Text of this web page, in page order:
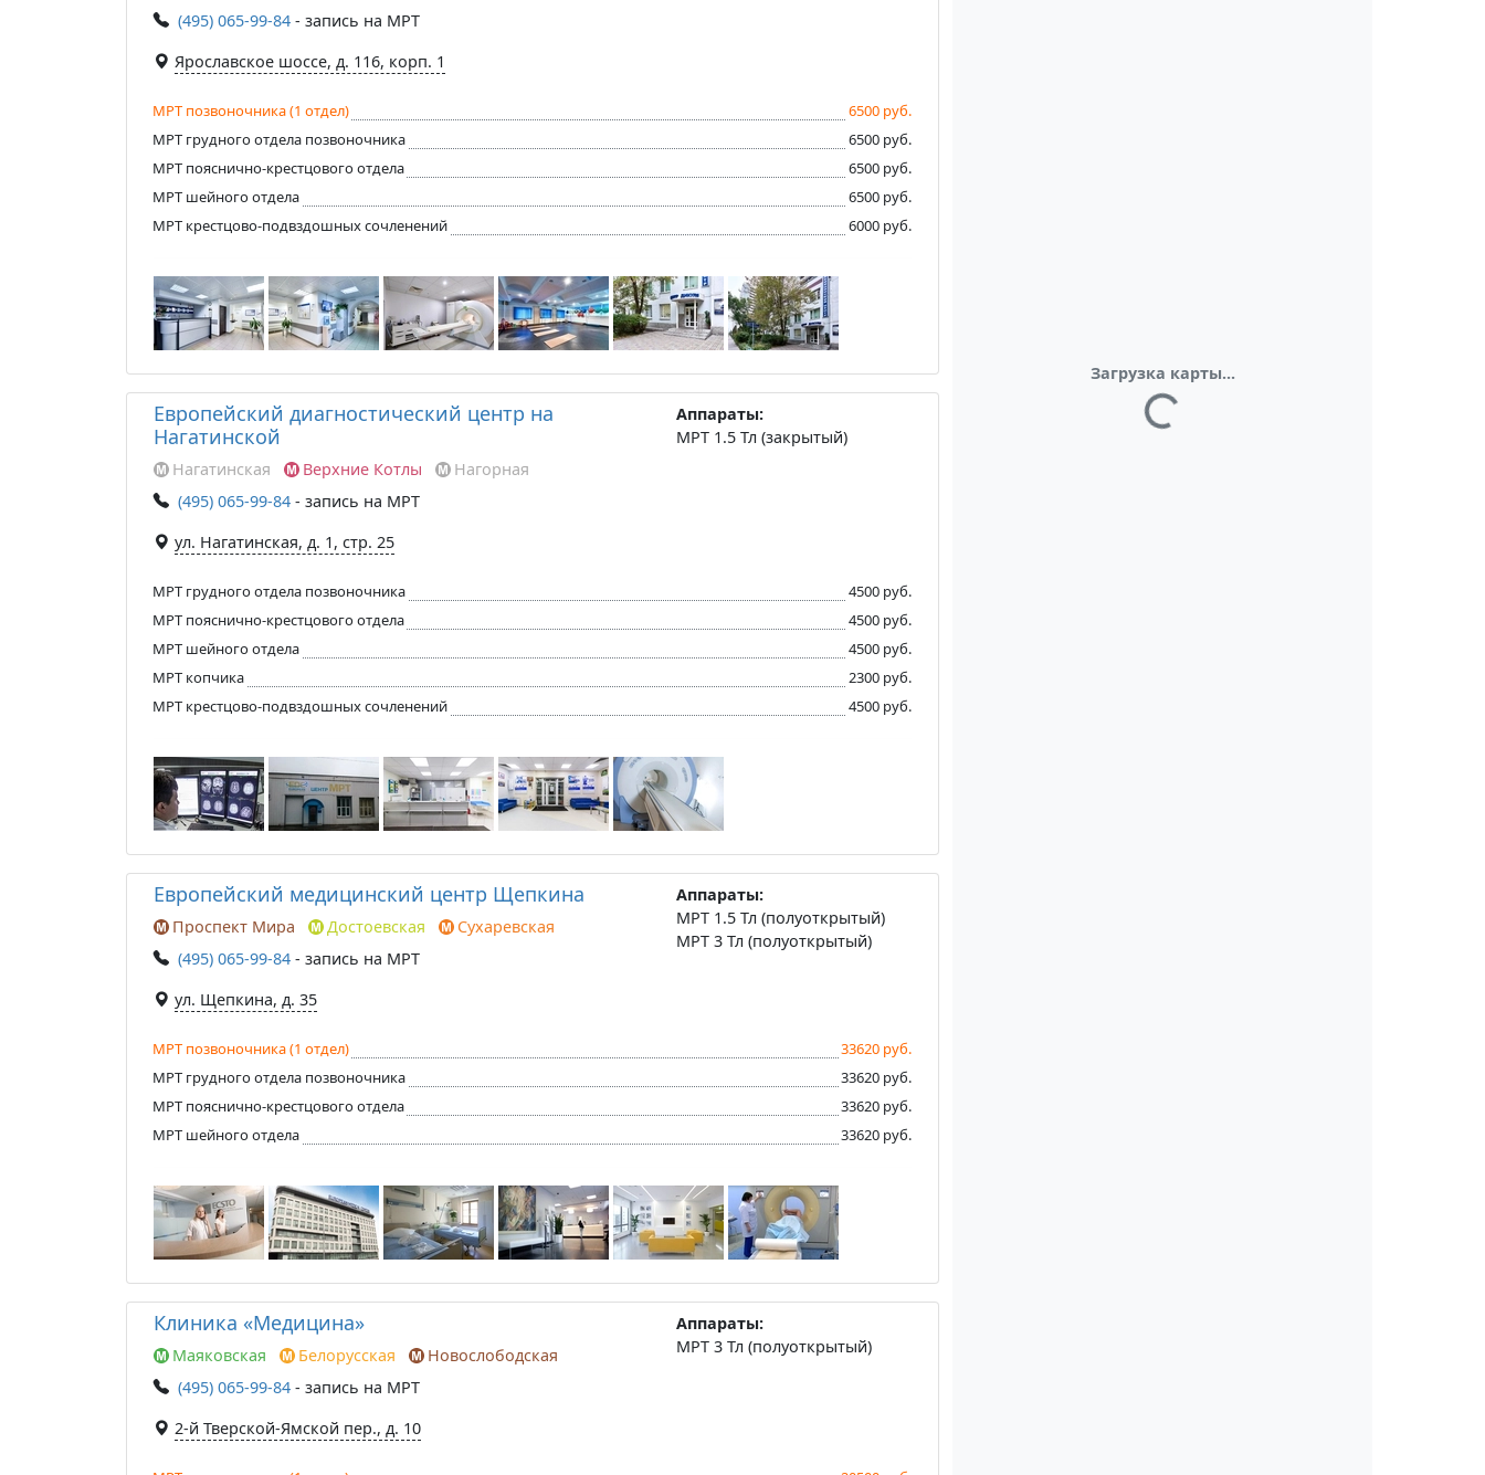
(495) 065-99-84 - запись на МРТ
Ярославское шоссе, д. 116, корп. 1
МРТ позвоночника (1 отдел)
6500 руб.
МРТ грудного отдела позвоночника
6500 руб.
МРТ пояснично-крестцового отдела
6500 руб.
МРТ шейного отдела
6500 руб.
МРТ крестцово-подвздошных сочленений
6000 руб.
Европейский диагностический центр на
Нагатинской
Нагатинская Верхние Котлы
Нагорная
(495) 065-99-84 - запись на МРТ
ул. Нагатинская, д. 1, стр. 25
Аппараты:
МРТ 1.5 Тл (закрытый)
МРТ грудного отдела позвоночника
4500 руб.
МРТ пояснично-крестцового отдела
4500 руб.
МРТ шейного отдела
4500 руб.
МРТ копчика
2300 руб.
МРТ крестцово-подвздошных сочленений
4500 руб.
Европейский медицинский центр Щепкина
Проспект Мира Достоевская
Сухаревская
(495) 065-99-84 - запись на МРТ
ул. Щепкина, д. 35
Аппараты:
МРТ 1.5 Тл (полуоткрытый)
МРТ 3 Тл (полуоткрытый)
МРТ позвоночника (1 отдел)
33620 руб.
МРТ грудного отдела позвоночника
33620 руб.
МРТ пояснично-крестцового отдела
33620 руб.
МРТ шейного отдела
33620 руб.
Клиника «Медицина»
Маяковская Белорусская
Новослободская
(495) 065-99-84 - запись на МРТ
2-й Тверской-Ямской пер., д. 10
Аппараты:
МРТ 3 Тл (полуоткрытый)
Загрузка карты...